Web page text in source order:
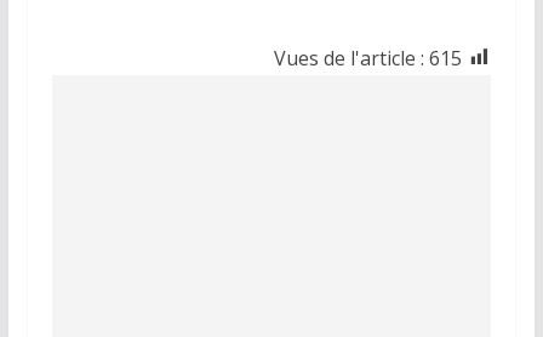
Vues de l'article : 615